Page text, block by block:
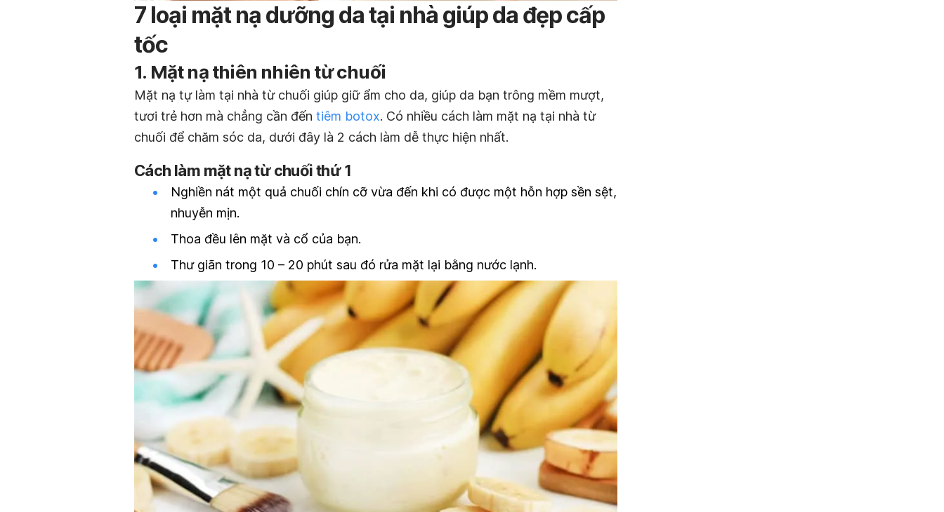
7 loại mặt nạ dưỡng da tại nhà giúp da đẹp cấp
tốc
1. Mặt nạ thiên nhiên từ chuối
Mặt nạ tự làm tại nhà từ chuối giúp giữ ẩm cho da, giúp da bạn trông mềm mượt,
tươi trẻ hơn mà chẳng cần đến tiêm botox. Có nhiều cách làm mặt nạ tại nhà từ
chuối để chăm sóc da, dưới đây là 2 cách làm dễ thực hiện nhất.
Cách làm mặt nạ từ chuối thứ 1
Nghiền nát một quả chuối chín cỡ vừa đến khi có được một hỗn hợp sền sệt,
nhuyễn mịn.
Thoa đều lên mặt và cổ của bạn.
Thư giãn trong 10 – 20 phút sau đó rửa mặt lại bằng nước lạnh.